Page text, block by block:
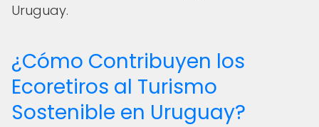
Uruguay.
¿Cómo Contribuyen los
Ecoretiros al Turismo
Sostenible en Uruguay?